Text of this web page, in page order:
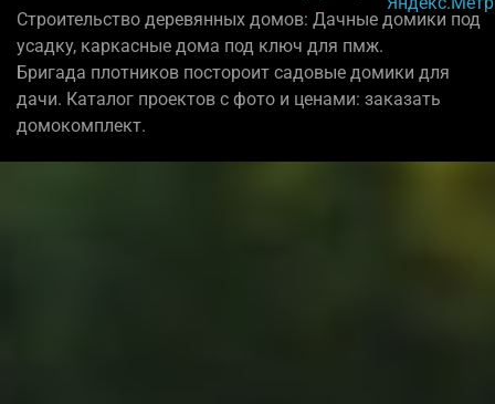
Строительство деревянных домов: Дачные домики под
усадку, каркасные дома под ключ для пмж.
Бригада плотников постороит садовые домики для
дачи. Каталог проектов с фото и ценами: заказать
домокомплект.